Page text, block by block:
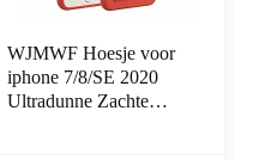
WJMWF Hoesje voor
iphone 7/8/SE 2020
Ultradunne Zachte